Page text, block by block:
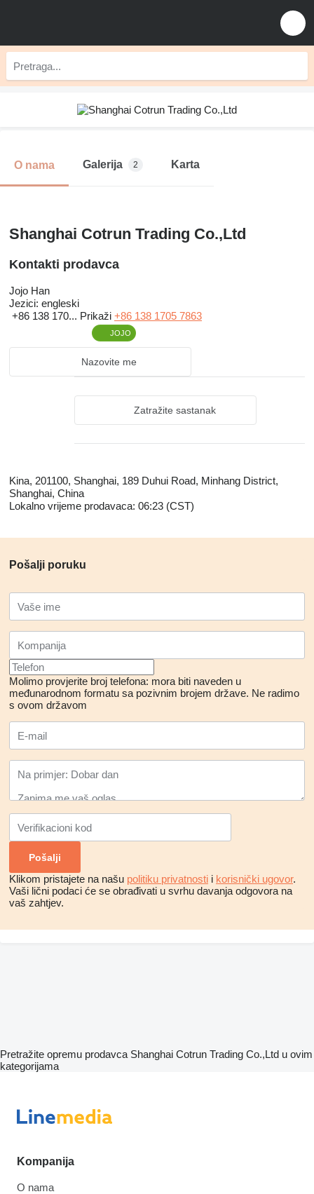
O nama Galerija 2 Karta
Shanghai Cotrun Trading Co.,Ltd
Kontakti prodavca
Jojo Han
Jezici: engleski
+86 138 170... Prikaži +86 138 1705 7863
JOJO
Nazovite me
Zatražite sastanak
Kina, 201100, Shanghai, 189 Duhui Road, Minhang District,
Shanghai, China
Lokalno vrijeme prodavaca: 06:23 (CST)
Pošalji poruku
Molimo provjerite broj telefona: mora biti naveden u
međunarodnom formatu sa pozivnim brojem države. Ne radimo
s ovom državom
Klikom pristajete na našu politiku privatnosti i korisnički ugovor.
Vaši lični podaci će se obrađivati ​​u svrhu davanja odgovora na
vaš zahtjev.
Pretražite opremu prodavca Shanghai Cotrun Trading Co.,Ltd u ovim
kategorijama
Kompanija
O nama